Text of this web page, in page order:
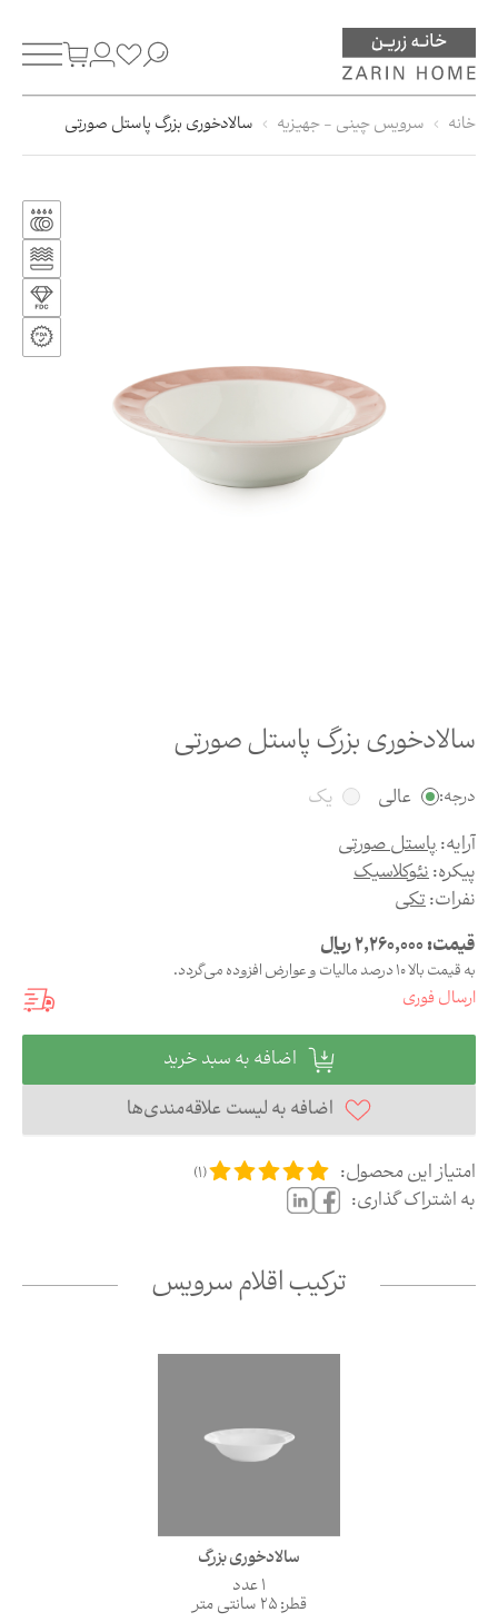
خانه سرویس چینی - جهیزیه سالادخوری بزرگ پاستل صورتی
سالادخوری بزرگ پاستل صورتی
درجه: عالی
یک
آرایه:پاستل صورتی
پیکره:نئوکلاسیک
نفرات:تکی
قیمت:2,260,000ریال
به قیمت بالا 10 درصد مالیات و عوارض افزوده می‌گردد.
ارسال فوری
اضافه به سبد خرید
اضافه به لیست علاقه‌مندی‌ها
امتیاز این محصول:
(
1
)
به اشتراک گذاری:
ترکیب اقلام سرویس
سالادخوری بزرگ
1 عدد
قطر: 25 سانتی متر